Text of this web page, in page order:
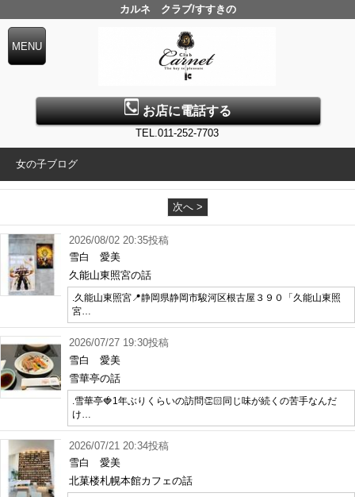
カルネ クラブ/すすきの
お店に電話する
TEL.011-252-7703
女の子ブログ
次へ >
2026/08/02 20:35投稿
雪白 愛美
久能山東照宮の話
.久能山東照宮📍静岡県静岡市駿河区根古屋３９０「久能山東照
宮…
2026/07/27 19:30投稿
雪白 愛美
雪華亭の話
.雪華亭🍓1年ぶりくらいの訪問👏🏻同じ味が続くの苦手なんだ
け…
2026/07/21 20:34投稿
雪白 愛美
北菓楼札幌本館カフェの話